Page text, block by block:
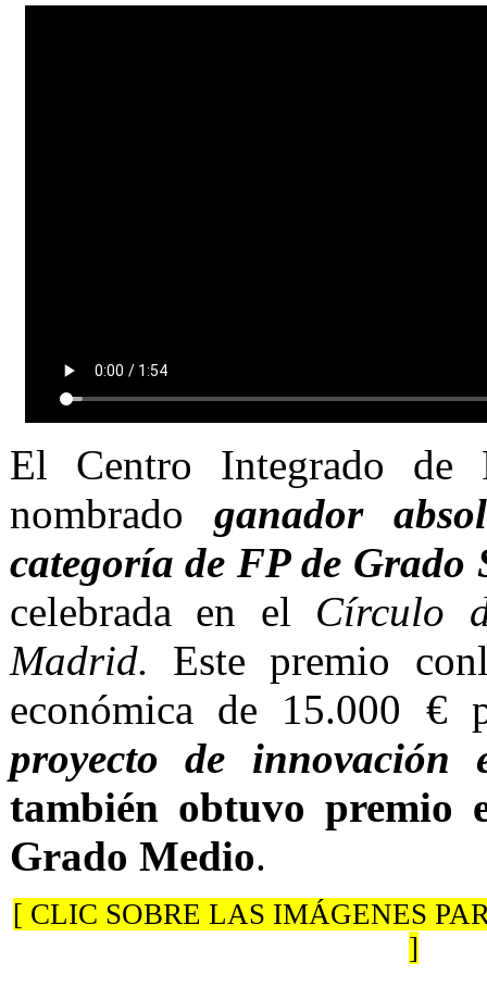
El Centro Integrado
nombrado ganador
categoría de FP de Grado
celebrada en el Círculo
Madrid. Este premio
económica de 15.000 €
proyecto de innovación
también obtuvo premio
Grado Medio.
[ CLIC SOBRE LAS IMÁGENES
]